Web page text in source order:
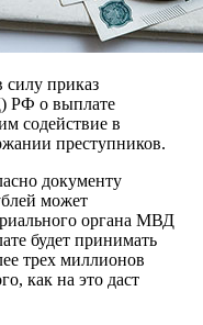
силу приказ
РФ о выплате
содействие в
преступников.
документу
может
органа МВД
будет принимать
трех миллионов
как на это даст